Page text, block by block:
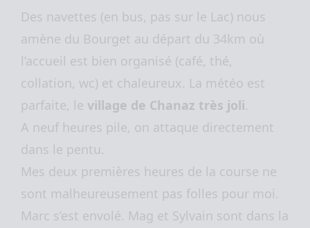
Des navettes (en bus, pas sur le Lac) nous
amène du Bourget au départ du 34km où
l’accueil est bien organisé (café, thé,
collation, wc) et chaleureux. La météo est
parfaite, le village de Chanaz très joli.
A neuf heures pile, on attaque directement
dans le pentu.
Mes deux premières heures de la course ne
sont malheureusement pas folles pour moi.
Marc s’est envolé. Mag et Sylvain sont dans la